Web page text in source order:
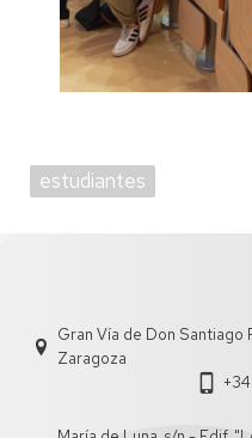
estudiantes
Gran Vía de Don Santiago
Zaragoza